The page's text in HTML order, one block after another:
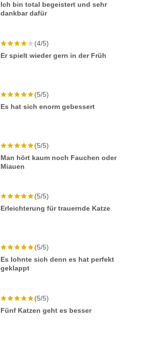
Ich bin total begeistert und sehr
dankbar dafür
(4/5)
Er spielt wieder gern in der Früh
(5/5)
Es hat sich enorm gebessert
(5/5)
Man hört kaum noch Fauchen oder
Miauen
(5/5)
Erleichterung für trauernde Katze
(5/5)
Es lohnte sich denn es hat perfekt
geklappt
(5/5)
Fünf Katzen geht es besser